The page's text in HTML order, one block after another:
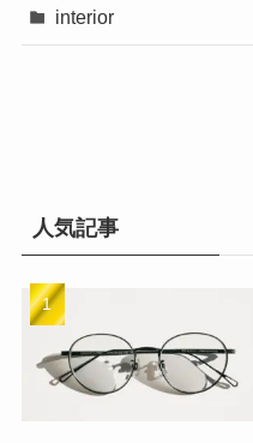
interior
人気記事